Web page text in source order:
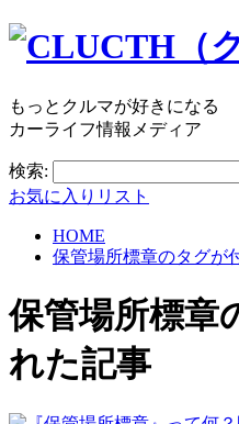
もっとクルマが好きになる
カーライフ情報メディア
検索:
お気に入りリスト
HOME
保管場所標章のタグが
保管場所標章
れた記事